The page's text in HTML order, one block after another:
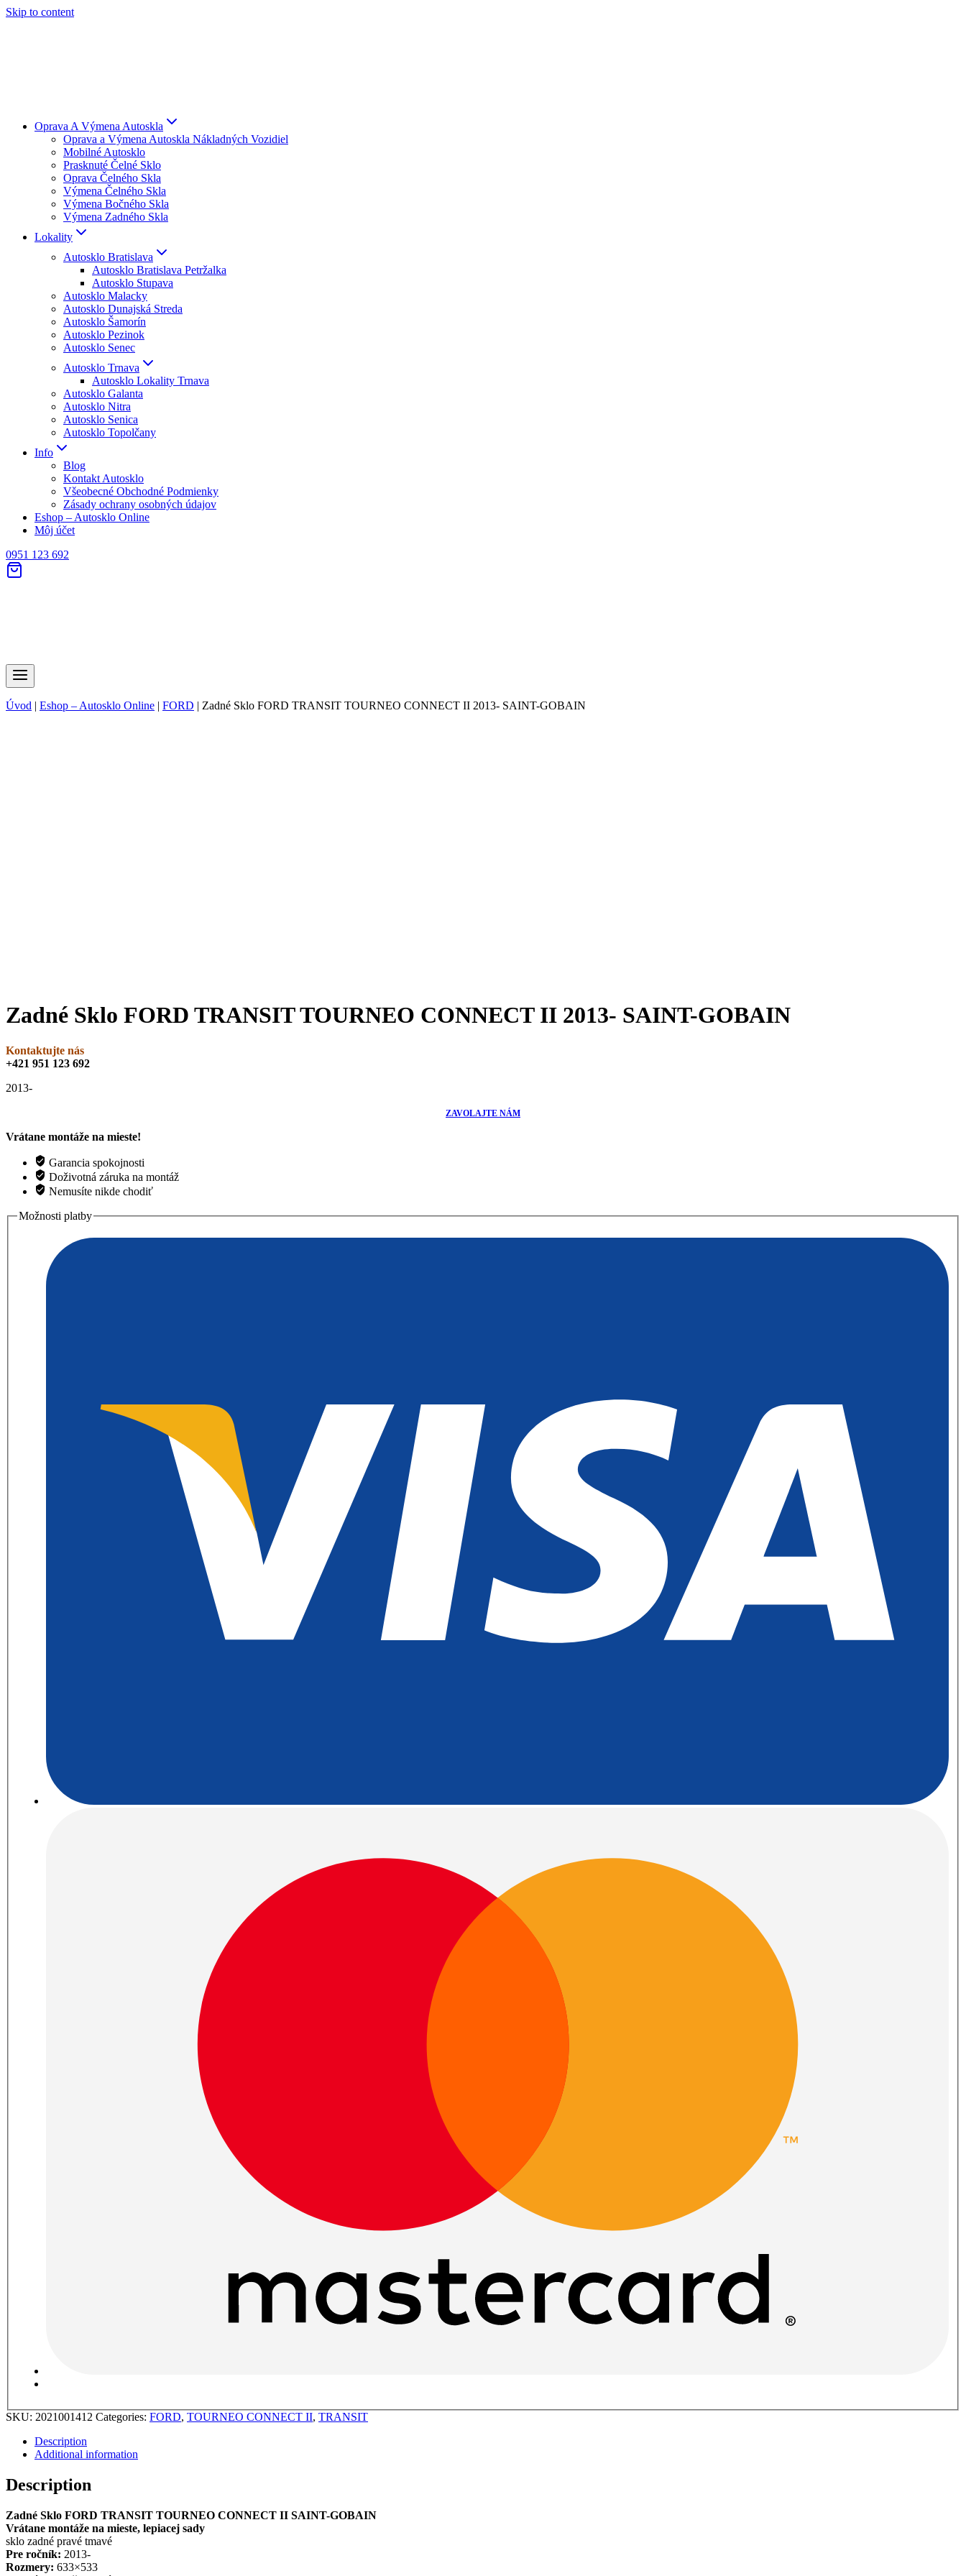
Skip to content
Oprava A Výmena Autoskla
Oprava a Výmena Autoskla Nákladných Vozidiel
Mobilné Autosklo
Prasknuté Čelné Sklo
Oprava Čelného Skla
Výmena Čelného Skla
Výmena Bočného Skla
Výmena Zadného Skla
Lokality
Autosklo Bratislava
Autosklo Bratislava Petržalka
Autosklo Stupava
Autosklo Malacky
Autosklo Dunajská Streda
Autosklo Šamorín
Autosklo Pezinok
Autosklo Senec
Autosklo Trnava
Autosklo Lokality Trnava
Autosklo Galanta
Autosklo Nitra
Autosklo Senica
Autosklo Topolčany
Info
Blog
Kontakt Autosklo
Všeobecné Obchodné Podmienky
Zásady ochrany osobných údajov
Eshop – Autosklo Online
Môj účet
0951 123 692
Úvod | Eshop – Autosklo Online | FORD | Zadné Sklo FORD TRANSIT TOURNEO CONNECT II 2013- SAINT-GOBAIN
Zadné Sklo FORD TRANSIT TOURNEO CONNECT II 2013- SAINT-GOBAIN
Kontaktujte nás
+421 951 123 692
2013-
ZAVOLAJTE NÁM
Vrátane montáže na mieste!
Garancia spokojnosti
Doživotná záruka na montáž
Nemusíte nikde chodiť
Možnosti platby
SKU: 2021001412 Categories: FORD, TOURNEO CONNECT II, TRANSIT
Description
Additional information
Description
Zadné Sklo FORD TRANSIT TOURNEO CONNECT II SAINT-GOBAIN
Vrátane montáže na mieste, lepiacej sady
sklo zadné pravé tmavé
Pre ročník: 2013-
Rozmery: 633×533